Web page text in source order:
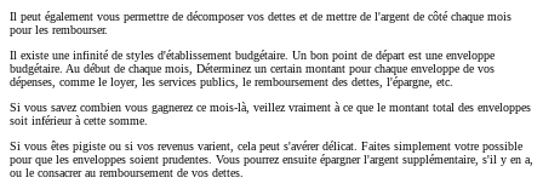
Il peut également vous permettre de décomposer vos dettes et de mettre de l'argent de côté chaque mois
pour les rembourser.
Il existe une infinité de styles d'établissement budgétaire. Un bon point de départ est une enveloppe
budgétaire. Au début de chaque mois, Déterminez un certain montant pour chaque enveloppe de vos
dépenses, comme le loyer, les services publics, le remboursement des dettes, l'épargne, etc.
Si vous savez combien vous gagnerez ce mois-là, veillez vraiment à ce que le montant total des enveloppes
soit inférieur à cette somme.
Si vous êtes pigiste ou si vos revenus varient, cela peut s'avérer délicat. Faites simplement votre possible
pour que les enveloppes soient prudentes. Vous pourrez ensuite épargner l'argent supplémentaire, s'il y en a,
ou le consacrer au remboursement de vos dettes.